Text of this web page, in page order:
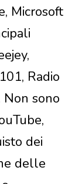
Microsoft
Radio
Non sono
dei
delle